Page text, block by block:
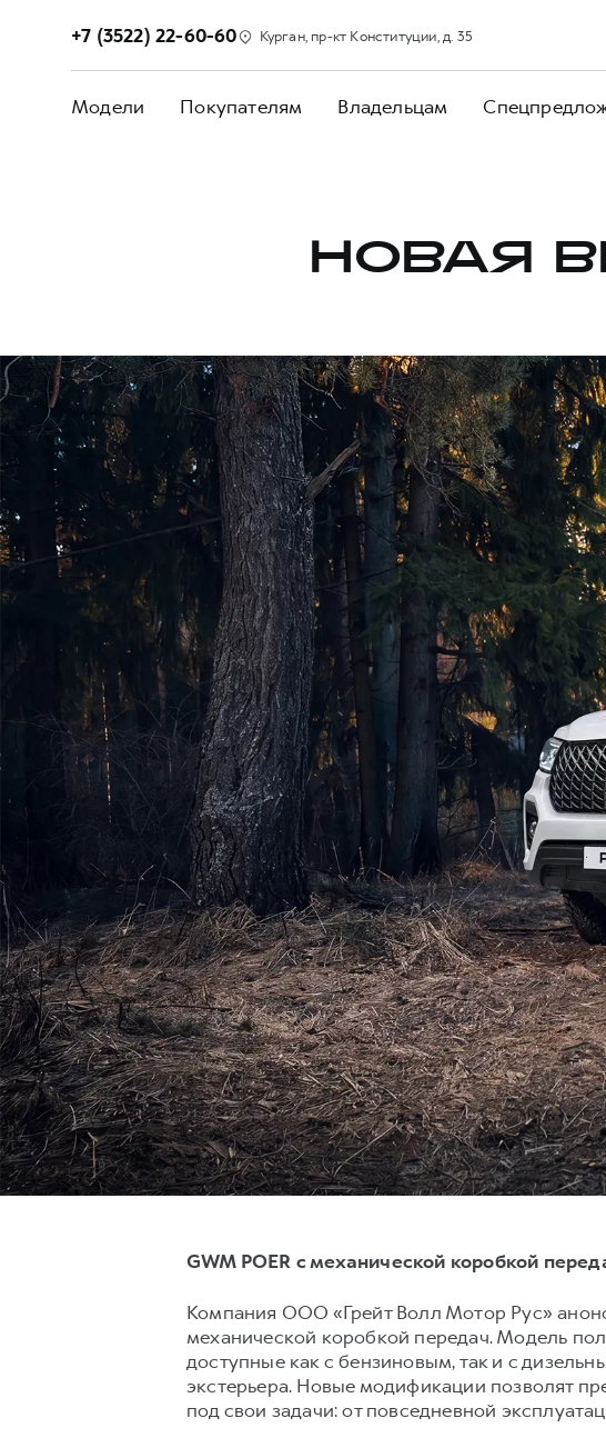
+7 (3522) 22-60-60 Курган, пр-кт Конституции, д. 35
Модели Покупателям Владельцам
НОВАЯ
GWM POER с механической коробкой
Компания ООО «Грейт Волл Мотор Рус»
механической коробкой передач. Модель
доступные как с бензиновым, так и с
экстерьера. Новые модификации позволят
под свои задачи: от повседневной